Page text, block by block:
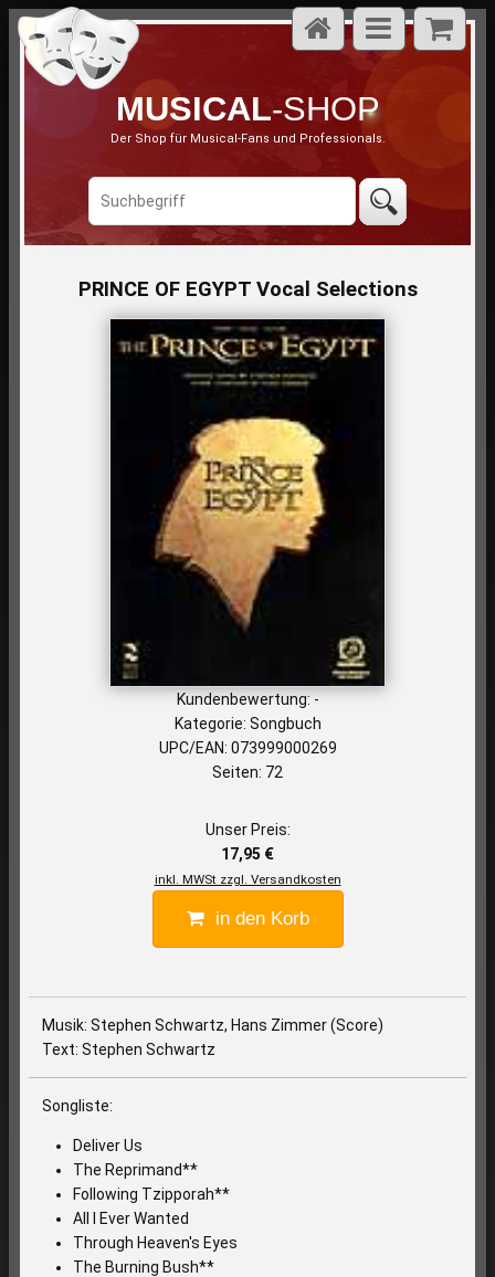
MUSICAL-SHOP
Der Shop für Musical-Fans und Professionals.
PRINCE OF EGYPT Vocal Selections
Kundenbewertung: -
Kategorie: Songbuch
UPC/EAN: 073999000269
Seiten: 72
Unser Preis:
17,95 €
inkl. MWSt zzgl. Versandkosten
in den Korb
Musik: Stephen Schwartz, Hans Zimmer (Score)
Text: Stephen Schwartz
Songliste:
Deliver Us
The Reprimand**
Following Tzipporah**
All I Ever Wanted
Through Heaven's Eyes
The Burning Bush**